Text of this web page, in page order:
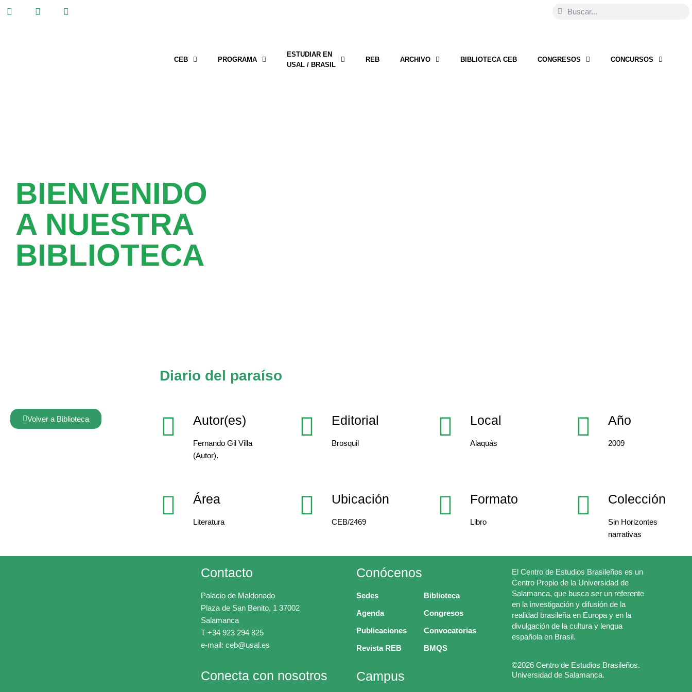
CEB PROGRAMA
ESTUDIAR EN
USAL / BRASIL
REB ARCHIVO BIBLIOTECA CEB CONGRESOS CONCURSOS
BIENVENIDO
A NUESTRA
BIBLIOTECA
Diario del paraíso
Volver a Biblioteca Autor(es)
Fernando Gil Villa
(Autor).
Editorial
Brosquil
Local
Alaquás
Año
2009
Área
Literatura
Ubicación
CEB/2469
Formato
Libro
Colección
Sin Horizontes
narrativas
Contacto
Palacio de Maldonado
Plaza de San Benito, 1 37002
Salamanca
T +34 923 294 825
e-mail: ceb@usal.es
Conecta con nosotros
Conócenos
Sedes
Agenda
Publicaciones
Revista REB
Biblioteca
Congresos
Convocatorias
BMQS
Campus
El Centro de Estudios Brasileños es un
Centro Propio de la Universidad de
Salamanca, que busca ser un referente
en la investigación y difusión de la
realidad brasileña en Europa y en la
divulgación de la cultura y lengua
española en Brasil.
©2026 Centro de Estudios Brasileños.
Universidad de Salamanca.